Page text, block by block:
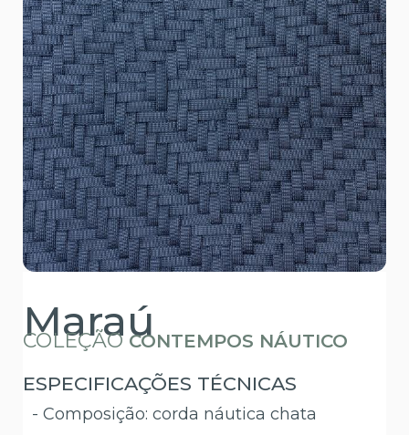
Maraú
COLEÇÃO CONTEMPOS NÁUTICO
ESPECIFICAÇÕES TÉCNICAS
- Composição: corda náutica chata